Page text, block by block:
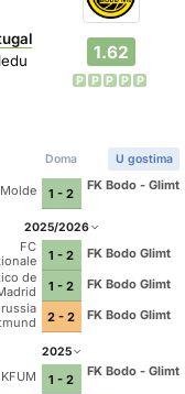
1.62
P P P P P
Doma U gostima
Molde 1 - 2
FK Bodo - Glimt
2025/2026
FC
1 - 2
FK Bodo Glimt
de
1 - 2
FK Bodo Glimt
2 - 2 FK Bodo Glimt
2025
KFUM 1 - 2
FK Bodo - Glimt